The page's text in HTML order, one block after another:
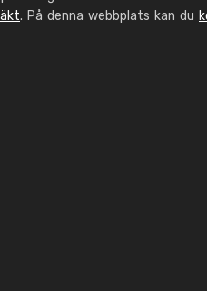
. På denna webbplats kan du